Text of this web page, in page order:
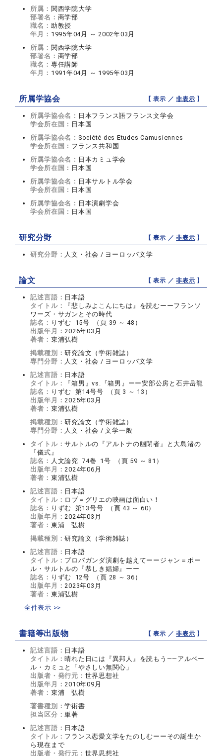
所属： 関西学院大学
部署名： 商学部
職名： 助教授
年月： 1995年04月 ～ 2002年03月
所属： 関西学院大学
部署名： 商学部
職名： 専任講師
年月： 1991年04月 ～ 1995年03月
所属学協会 【 表示 ／非表示 】
所属学協会名： 日本フランス語フランス文学会
学会所在国： 日本国
所属学協会名： Société des Etudes Camusiennes
学会所在国： フランス共和国
所属学協会名： 日本カミュ学会
学会所在国： 日本国
所属学協会名： 日本サルトル学会
学会所在国： 日本国
所属学協会名： 日本演劇学会
学会所在国： 日本国
研究分野 【 表示 ／非表示 】
研究分野： 人文・社会 / ヨーロッパ文学
論文 【 表示 ／非表示 】
記述言語： 日本語
タイトル：
『悲しみよこんにちは』を読むーーフランソ
ワーズ・サガンとその時代
誌名： りずむ 15号 （頁 39 ～ 48）
出版年月：2026年03月
著者： 東浦弘樹
掲載種別：研究論文（学術雑誌）
専門分野： 人文・社会 / ヨーロッパ文学
記述言語： 日本語
タイトル：
『箱男』vs.『箱男』ーー安部公房と石井岳龍
誌名： りずむ 第14号号 （頁 3 ～ 13）
出版年月：2025年03月
著者： 東浦弘樹
掲載種別：研究論文（学術雑誌）
専門分野： 人文・社会 / 文学一般
タイトル：サルトルの『アルトナの幽閉者』と大島渚の
『儀式』
誌名： 人文論究 74巻 1号 （頁 59 ～ 81）
出版年月：2024年06月
著者： 東浦弘樹
記述言語： 日本語
タイトル： ロブ＝グリエの映画は面白い！
誌名： りずむ 第13号号 （頁 43 ～ 60）
出版年月：2024年03月
著者： 東浦 弘樹
掲載種別：研究論文（学術雑誌）
記述言語： 日本語
タイトル： プロパガンダ演劇を越えてーージャン＝ポー
ル・サルトルの『恭しき娼婦』ーー
誌名： りずむ 12号 （頁 28 ～ 36）
出版年月：2023年03月
著者： 東浦弘樹
全件表示 >>
書籍等出版物 【 表示 ／非表示 】
記述言語： 日本語
タイトル：晴れた日には『異邦人』を読もう――アルベー
ル・カミュと「やさしい無関心」
出版者・発行元： 世界思想社
出版年月：2010年09月
著者： 東浦 弘樹
著書種別：学術書
担当区分：単著
記述言語： 日本語
タイトル： フランス恋愛文学をたのしむーーその誕生か
ら現在まで
出版者・発行元： 世界思想社